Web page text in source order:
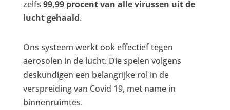
zelfs 99,99 procent van alle virussen uit de
lucht gehaald.
Ons systeem werkt ook effectief tegen
aerosolen in de lucht. Die spelen volgens
deskundigen een belangrijke rol in de
verspreiding van Covid 19, met name in
binnenruimtes.